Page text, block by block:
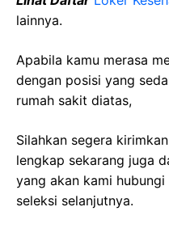
lainnya.
Apabila kamu merasa
dengan posisi yang
rumah sakit diatas,
Silahkan segera
lengkap sekarang juga
yang akan kami
seleksi selanjutnya.